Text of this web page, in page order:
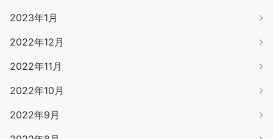
2023年1月
2022年12月
2022年11月
2022年10月
2022年9月